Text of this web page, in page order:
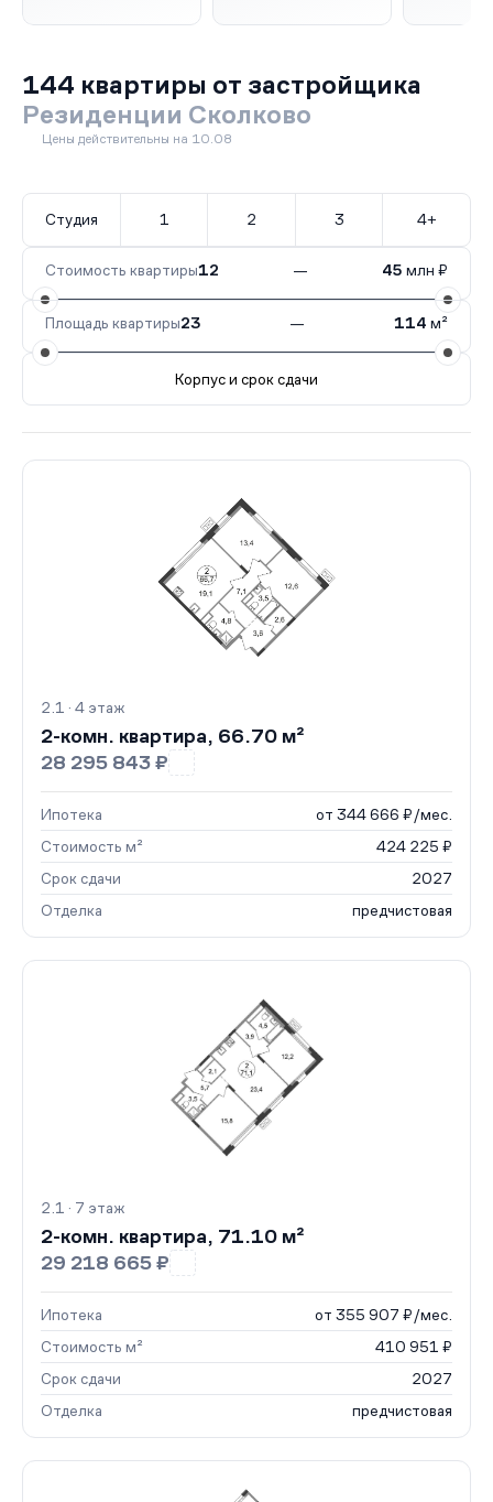
144 квартиры от застройщика
Резиденции Сколково
Цены действительны на 10.08
Студия 1 2 3 4+
Стоимость квартиры12 — 45 млн ₽
Площадь квартиры23 — 114 м²
Корпус и срок сдачи
2.139 кв.II кв. 2027
2.1 · 4 этаж
2-комн. квартира, 66.70 м²
28 295 843 ₽
Ипотека
от 344 666 ₽/мес.
Стоимость м²
424 225 ₽
Срок сдачи
2027
Отделка
предчистовая
2.1 · 7 этаж
2-комн. квартира, 71.10 м²
29 218 665 ₽
Ипотека
от 355 907 ₽/мес.
Стоимость м²
410 951 ₽
Срок сдачи
2027
Отделка
предчистовая